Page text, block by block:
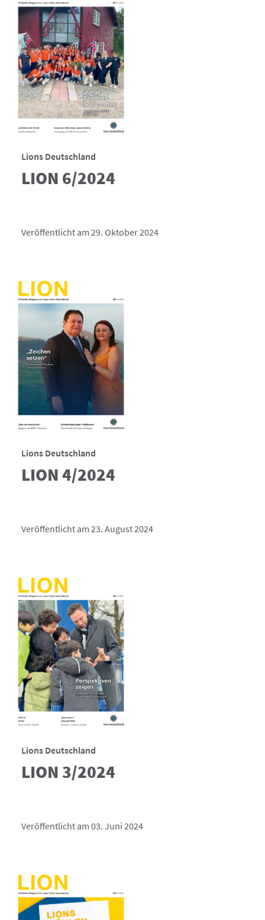
Lions Deutschland
LION 6/2024
Veröffentlicht am 29. Oktober 2024
Lions Deutschland
LION 4/2024
Veröffentlicht am 23. August 2024
Lions Deutschland
LION 3/2024
Veröffentlicht am 03. Juni 2024